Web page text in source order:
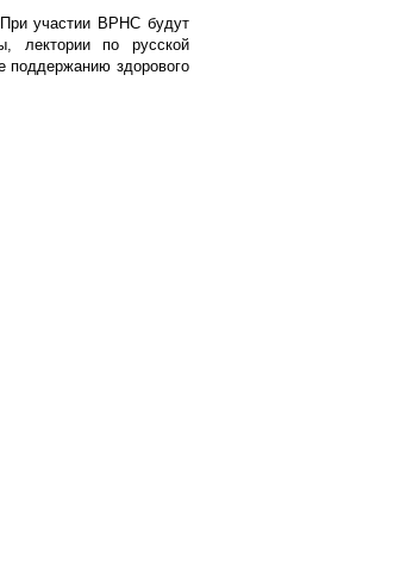
участии ВРНС будут
лектории по русской
поддержанию здорового